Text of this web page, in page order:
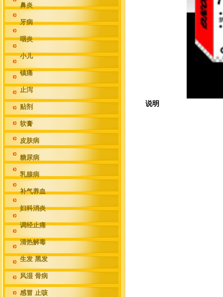
鼻炎
牙病
咽炎
小儿
镇痛
止泻
贴剂
软膏
皮肤病
糖尿病
乳腺病
补气养血
妇科消炎
调经止痛
清热解毒
生发 黑发
风湿 骨病
感冒 止咳
说明